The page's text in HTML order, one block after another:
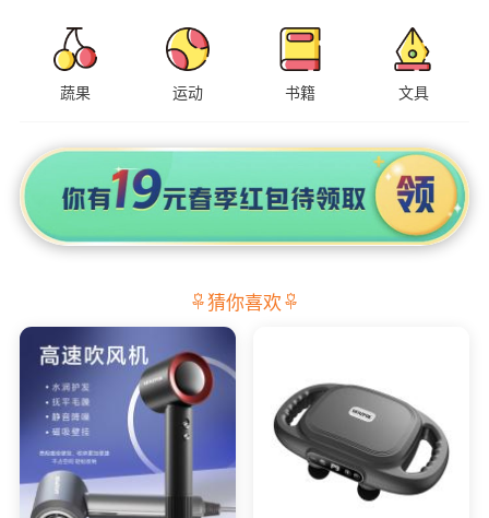
蔬果 运动 书籍 文具
猜你喜欢